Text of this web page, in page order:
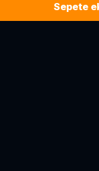
Sepete